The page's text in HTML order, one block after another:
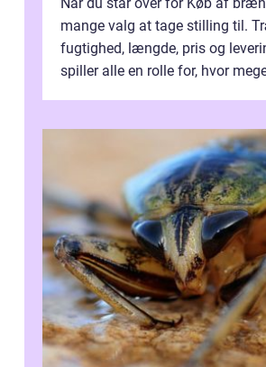
mange valg at tage stilling til.
fugtighed, længde, pris og
spiller alle en rolle for, hvor